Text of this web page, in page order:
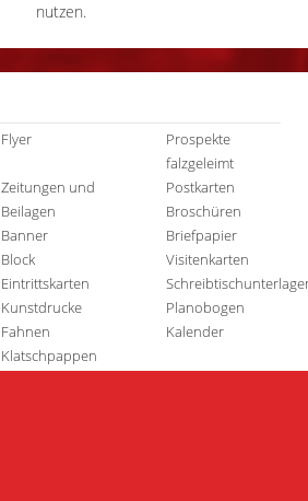
nutzen.
Flyer
Prospekte
falzgeleimt
Zeitungen und
Beilagen
Postkarten
Broschüren
Banner
Briefpapier
Block
Visitenkarten
Eintrittskarten
Kunstdrucke
Planobogen
Fahnen
Kalender
Klatschpappen